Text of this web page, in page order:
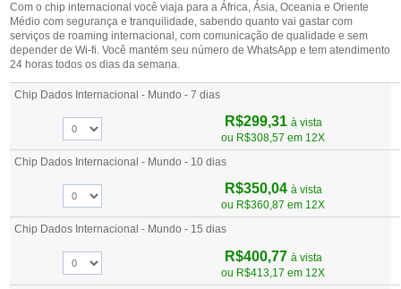
Com o chip internacional você viaja para a África, Ásia, Oceania e Oriente
Médio com segurança e tranquilidade, sabendo quanto vai gastar com
serviços de roaming internacional, com comunicação de qualidade e sem
depender de Wi-fi. Você mantém seu número de WhatsApp e tem atendimento
24 horas todos os dias da semana.
Chip Dados Internacional - Mundo - 7 dias
R$299,31 à vista
ou R$308,57 em 12X
Chip Dados Internacional - Mundo - 10 dias
R$350,04 à vista
ou R$360,87 em 12X
Chip Dados Internacional - Mundo - 15 dias
R$400,77 à vista
ou R$413,17 em 12X